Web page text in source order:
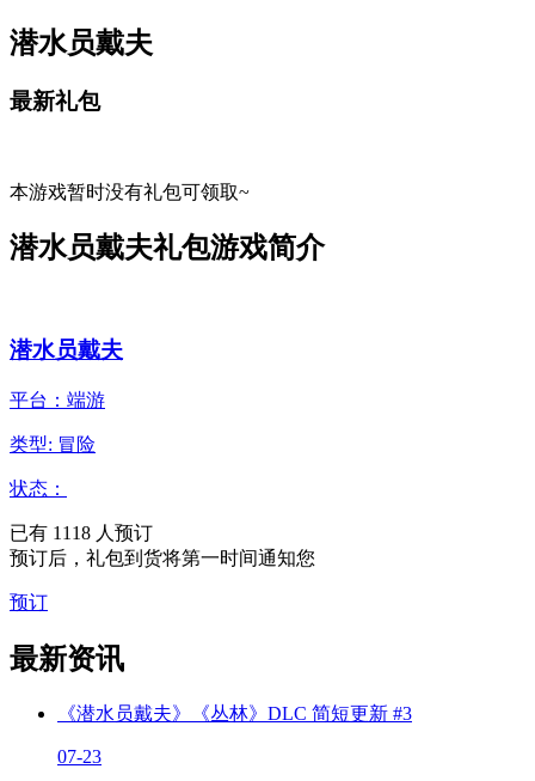
潜水员戴夫
最新礼包
本游戏暂时没有礼包可领取~
潜水员戴夫礼包游戏简介
潜水员戴夫
平台：端游
类型: 冒险
状态：
已有 1118 人预订
预订后，礼包到货将第一时间通知您
预订
最新资讯
《潜水员戴夫》《丛林》DLC 简短更新 #3
07-23